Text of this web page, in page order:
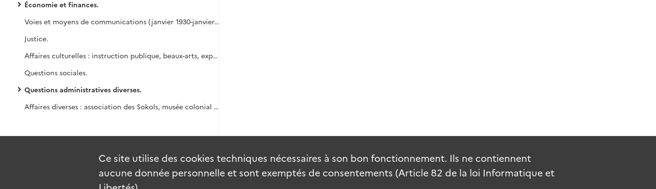
Économie et finances.
Voies et moyens de communications (janvier 1930-janvier 1940).
Justice.
Affaires culturelles : instruction publique, beaux-arts, expositions.
Questions sociales.
Questions administratives diverses.
Affaires diverses : association des Sokols, musée colonial français dePrague, société napoléonienne de Prague, conférence de M. Vellery-Radot, demandes de renseignements, etc.
Ce site utilise des cookies techniques nécessaires à son bon fonctionnement. Ils ne contiennent
aucune donnée personnelle et sont exemptés de consentements (Article 82 de la loi Informatique et